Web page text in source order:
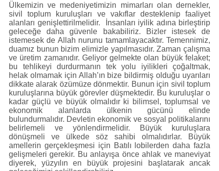
Ülkemizin ve medeniyetimizin mimarları olan dernekler,
sivil toplum kuruluşları ve vakıflar desteklenip faaliyet
alanları genişlettirilmelidir. İnsanları iyilik adına birleştirip
geleceğe daha güvenle bakabiliriz. Bizler istesek de
istemesek de Allah nurunu tamamlayacaktır. Temennimiz,
duamız bunun bizim elimizle yapılmasıdır. Zaman çalışma
ve üretim zamanıdır. Geliyor gelmekte olan büyük felaket;
bu tehlikeyi durdurmanın tek yolu iyilikleri çoğaltmak,
helak olmamak için Allah’ın bize bildirmiş olduğu uyarıları
dikkate alarak özümüze dönmektir. Bunun için sivil toplum
kuruluşlarına büyük görevler düşmektedir. Bu kuruluşlar o
kadar güçlü ve büyük olmalıdır ki bilimsel, toplumsal ve
ekonomik alanlarda ülkenin gücünü elinde
bulundurmalıdır. Devletin ekonomik ve sosyal politikalarını
belirlemeli ve yönlendirmelidir. Büyük kuruluşlara
dönüşmeli ve ülkede söz sahibi olmalıdırlar. Büyük
amellerin gerçekleşmesi için Batılı lobilerden daha fazla
gelişmeleri gerekir. Bu anlayışa önce ahlak ve maneviyat
diyerek, yüzyılın en büyük projesini başlatarak ancak